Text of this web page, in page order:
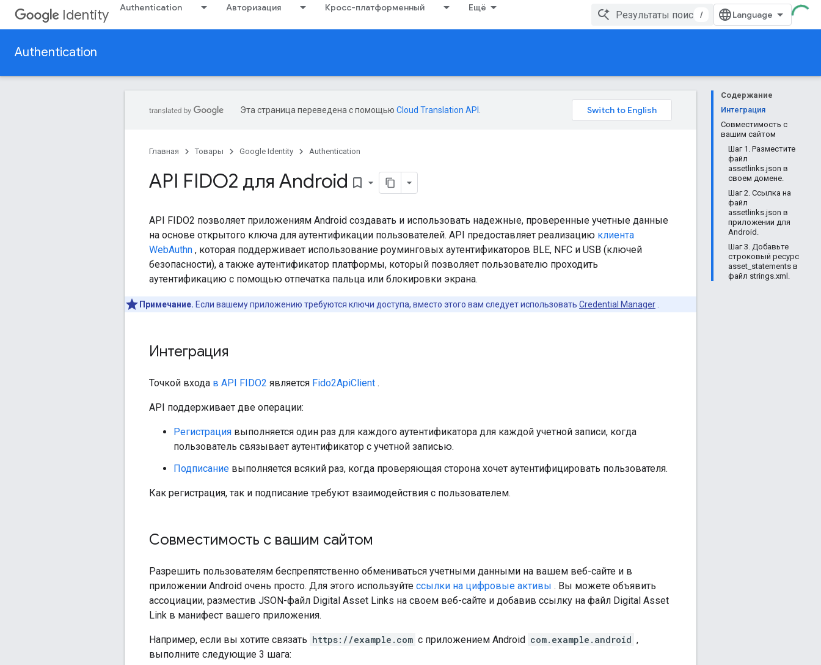
Identity Authentication Авторизация Кросс-платформенный Ещё
/
Authentication
Содержание
Интеграция
Совместимость с
вашим сайтом
Шаг 1. Разместите
файл
assetlinks.json в
своем домене.
Шаг 2. Ссылка на
файл
assetlinks.json в
приложении для
Android.
Шаг 3. Добавьте
строковый ресурс
asset_statements в
файл strings.xml.
Эта страница переведена с помощью Cloud Translation API
Главная Товары Google Identity Authentication
API FIDO2 для Android bookmark_border
API FIDO2 позволяет приложениям Android создавать и использовать надежные, проверенные учетные данные
на основе открытого ключа для аутентификации пользователей. API предоставляет реализацию клиента
WebAuthn , которая поддерживает использование роуминговых аутентификаторов BLE, NFC и USB (ключей
безопасности), а также аутентификатор платформы, который позволяет пользователю проходить
аутентификацию с помощью отпечатка пальца или блокировки экрана.
Примечание. Если вашему приложению требуются ключи доступа, вместо этого вам следует использовать Credential Manager
Интеграция
Точкой входа в API FIDO2 является Fido2ApiClient .
API поддерживает две операции:
Регистрация выполняется один раз для каждого аутентификатора для каждой учетной записи, когда
пользователь связывает аутентификатор с учетной записью.
Подписание выполняется всякий раз, когда проверяющая сторона хочет аутентифицировать пользователя.
Как регистрация, так и подписание требуют взаимодействия с пользователем.
Совместимость с вашим сайтом
Разрешить пользователям беспрепятственно обмениваться учетными данными на вашем веб-сайте и в
приложении Android очень просто. Для этого используйте ссылки на цифровые активы . Вы можете объявить
ассоциации, разместив JSON-файл Digital Asset Links на своем веб-сайте и добавив ссылку на файл Digital Asset
Link в манифест вашего приложения.
Например, если вы хотите связать https://example.com с приложением Android com.example.android ,
выполните следующие 3 шага: